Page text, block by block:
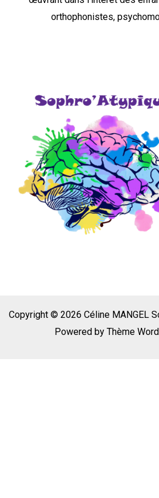
orthophonistes,
Copyright © 2026 Céline MANGEL
Powered byThème